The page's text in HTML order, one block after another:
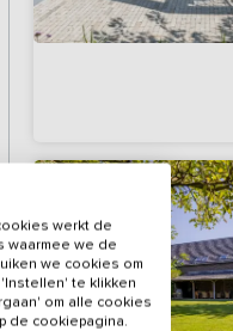
werkt de
waarmee we de
we cookies om
te klikken
om alle cookies
de cookiepagina.